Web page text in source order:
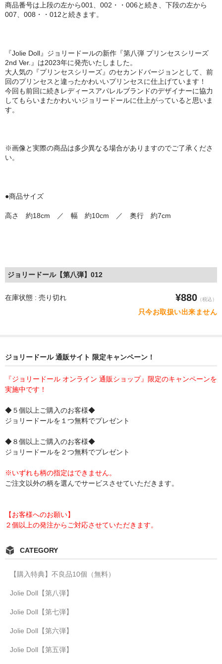
商品番号は上段の左から001、002・・006と続き、下段の左から
007、008・・012と続きます。
『Jolie Doll』ジョリードールの新作『第八弾 プリンセスシリーズ
2nd Ver.』は2023年に発売いたしました。
大人気の『プリンセスシリーズ』のセカンドバージョンとして、前
回のプリンセスと違ったかわいいプリンセスに仕上げています！
今回も前回に続きレディースアパレルブランドのデザイナーに協力
してもらいまたかわいいジョリードールに仕上がっていると思いま
す。
※画像と実際の商品は多少異なる場合がありますのでご了承くださ
い。
●商品サイズ
高さ 約18cm ／ 幅 約10cm ／ 奥行 約7cm
ジョリードール【第八弾】012
在庫状態 : 売り切れ ¥880 （税込）
只今お取扱い出来ません
ジョリードール 通販サイト 限定キャンペーン！
『ジョリードール オンライン 通販ショップ』限定のキャンペーンを
実施中です！
◆５個以上ご購入のお客様◆
ジョリードールを１つ無料でプレゼント
◆８個以上ご購入のお客様◆
ジョリードールを２つ無料でプレゼント
※いずれも柄の指定はできません。
ご注文以外の柄を選んでサービスさせていただきます。
【お客様へのお願い】
２個以上の発注からご対応させていただきます。
CATEGORY
【購入特典】不良品10個（無料）
Jolie Doll【第八弾】
Jolie Doll【第七弾】
Jolie Doll【第六弾】
Jolie Doll【第五弾】